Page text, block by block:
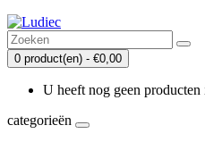
0 product(en) - €0,00
U heeft nog geen
categorieën